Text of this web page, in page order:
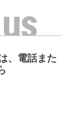
、電話また